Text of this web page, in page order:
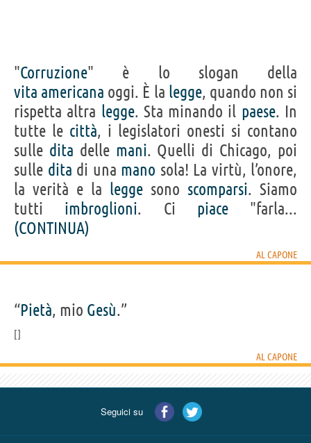
"Corruzione" è lo slogan della
vita americana oggi. È la legge, quando non si
rispetta altra legge. Sta minando il paese. In
tutte le città, i legislatori onesti si contano
sulle dita delle mani. Quelli di Chicago, poi
sulle dita di una mano sola! La virtù, l’onore,
la verità e la legge sono scomparsi. Siamo
tutti imbroglioni. Ci piace"farla...
(CONTINUA)
AL CAPONE
“Pietà, mio Gesù.”
AL CAPONE
Seguici su